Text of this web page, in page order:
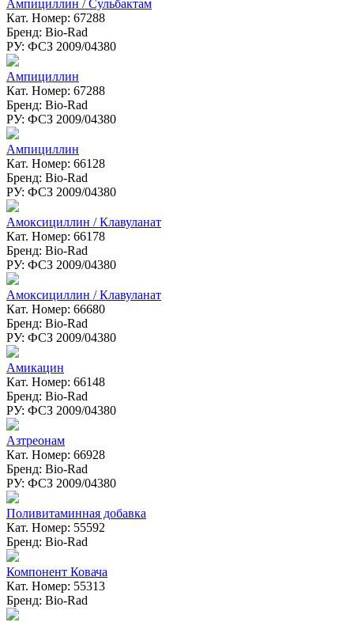
Ампициллин / Сульбактам
Кат. Номер: 67288
Бренд: Bio-Rad
РУ: ФСЗ 2009/04380
Ампициллин
Кат. Номер: 67288
Бренд: Bio-Rad
РУ: ФСЗ 2009/04380
Ампициллин
Кат. Номер: 66128
Бренд: Bio-Rad
РУ: ФСЗ 2009/04380
Амоксициллин / Клавуланат
Кат. Номер: 66178
Бренд: Bio-Rad
РУ: ФСЗ 2009/04380
Амоксициллин / Клавуланат
Кат. Номер: 66680
Бренд: Bio-Rad
РУ: ФСЗ 2009/04380
Амикацин
Кат. Номер: 66148
Бренд: Bio-Rad
РУ: ФСЗ 2009/04380
Азтреонам
Кат. Номер: 66928
Бренд: Bio-Rad
РУ: ФСЗ 2009/04380
Поливитаминная добавка
Кат. Номер: 55592
Бренд: Bio-Rad
Компонент Ковача
Кат. Номер: 55313
Бренд: Bio-Rad